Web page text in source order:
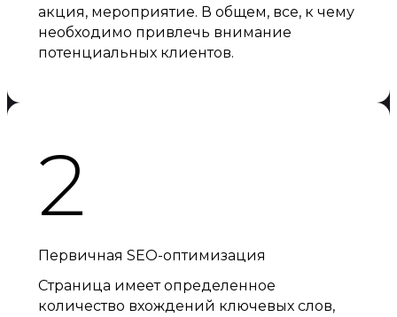
акция, мероприятие. В общем, все, к чему
необходимо привлечь внимание
потенциальных клиентов.
2
Первичная SEO-оптимизация
Страница имеет определенное
количество вхождений ключевых слов,